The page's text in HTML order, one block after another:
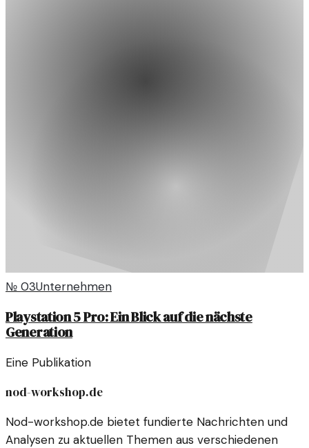
№ 03Unternehmen
Playstation 5 Pro: Ein Blick auf die nächste
Generation
Eine Publikation
nod-workshop.de
Nod-workshop.de bietet fundierte Nachrichten und
Analysen zu aktuellen Themen aus verschiedenen